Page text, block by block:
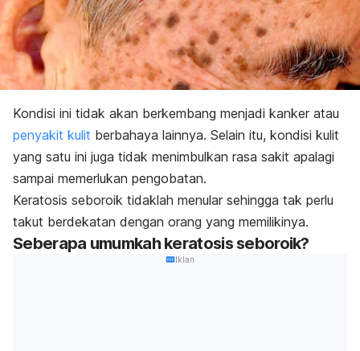
Kondisi ini tidak akan berkembang menjadi kanker atau
penyakit kulit berbahaya lainnya. Selain itu, kondisi kulit
yang satu ini juga tidak menimbulkan rasa sakit apalagi
sampai memerlukan pengobatan.
Keratosis seboroik tidaklah menular sehingga tak perlu
takut berdekatan dengan orang yang memilikinya.
Seberapa umumkah keratosis seboroik?
Iklan